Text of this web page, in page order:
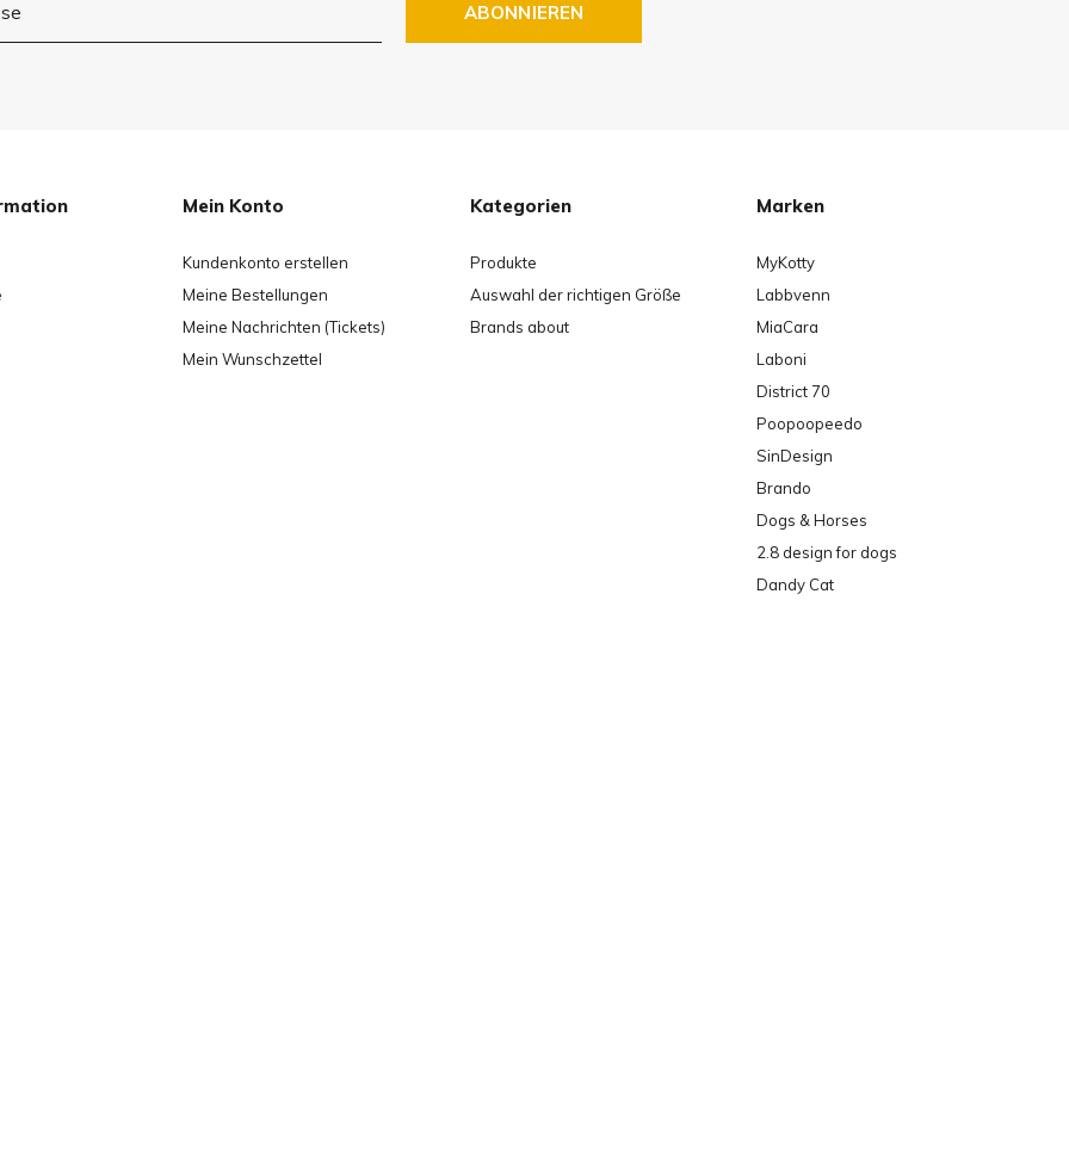
ABONNIEREN
Mein Konto
Kundenkonto erstellen
Meine Bestellungen
Meine Nachrichten (Tickets)
Mein Wunschzettel
Kategorien
Produkte
Auswahl der richtigen Größe
Brands about
Marken
MyKotty
Labbvenn
MiaCara
Laboni
District 70
Poopoopeedo
SinDesign
Brando
Dogs & Horses
2.8 design for dogs
Dandy Cat